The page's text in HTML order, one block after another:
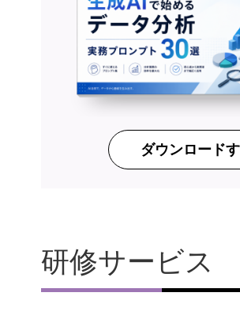
ダウンロード
研修サービス